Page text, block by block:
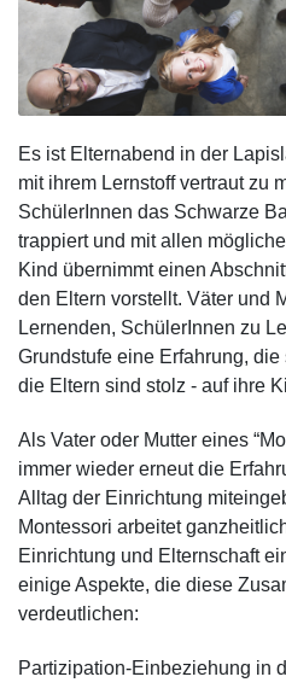
Es ist Elternabend in der
mit ihrem Lernstoff vertraut zu
SchülerInnen das Schwarze
trappiert und mit allen
Kind übernimmt einen
den Eltern vorstellt. Väter und
Lernenden, SchülerInnen zu
Grundstufe eine Erfahrung,
die Eltern sind stolz - auf ihre
Als Vater oder Mutter eines
immer wieder erneut die
Alltag der Einrichtung
Montessori arbeitet
Einrichtung und Elternschaft
einige Aspekte, die diese
verdeutlichen:
Partizipation-Einbeziehung in